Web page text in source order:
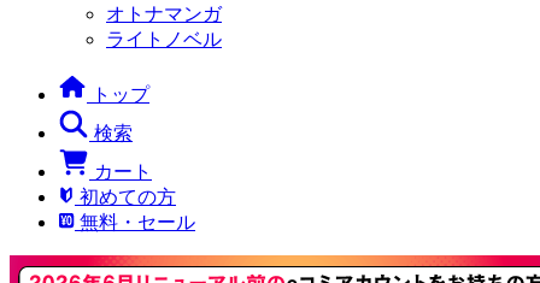
オトナマンガ
ライトノベル
トップ
検索
カート
初めての方
無料・セール